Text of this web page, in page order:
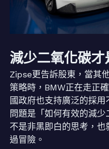
減少二氧化碳才
Zipse更告訴股東，當其
策略時，BMW正在走正
國政府也支持廣泛的採
問題是「如何有效的減
不是非黑即白的思考，
過冒險。